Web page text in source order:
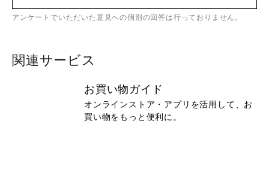
アンケートでいただいた意見への個別の回答は行っておりません。
関連サービス
お買い物ガイド
オンラインストア・アプリを活用して、お
買い物をもっと便利に。